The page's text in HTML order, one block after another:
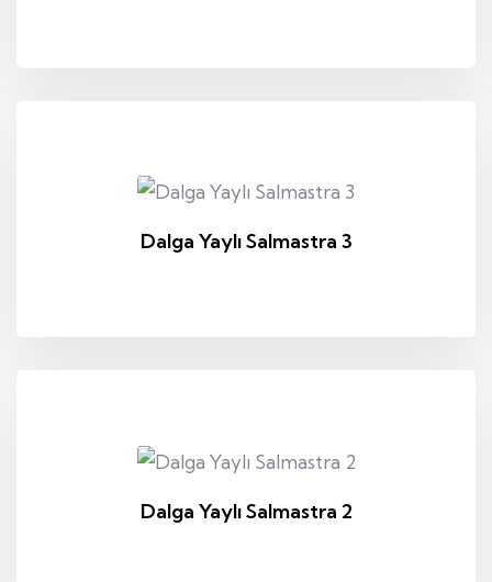
Dalga Yaylı Salmastra 3
Dalga Yaylı Salmastra 2